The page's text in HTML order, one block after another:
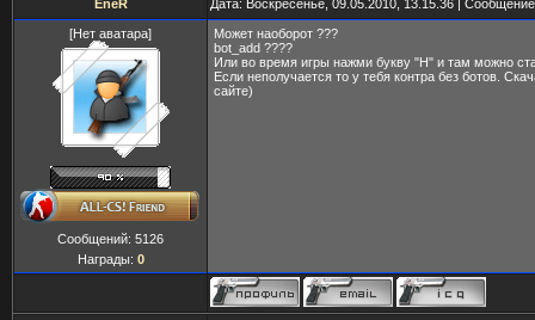
EneR Дата: Воскресенье, 09.05.2010, 13.15.36 |
[Нет аватара]
Сообщений: 5126
Награды: 0
Может наоборот ???
bot_add ????
Или во время игры нажми букву "H" и там можно
Если неполучается то у тебя контра без ботов.
сайте)